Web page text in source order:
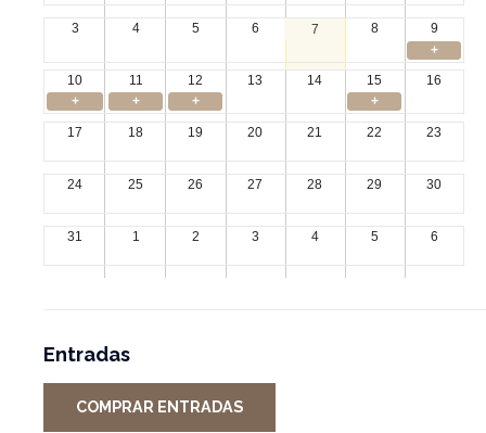
3 4 5 6 7 8
9
+
10
11 12 13 14 15
16
+
+ + +
17 18 19 20 21 22 23
24 25 26 27 28 29 30
31 1 2 3 4 5 6
Entradas
COMPRAR ENTRADAS